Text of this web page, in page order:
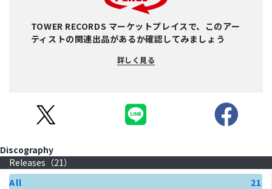
TOWER RECORDS マーケットプレイスで、このアー
ティストの関連出品があるか確認してみましょう
詳しく見る
Discography
Releases（21）
All
21